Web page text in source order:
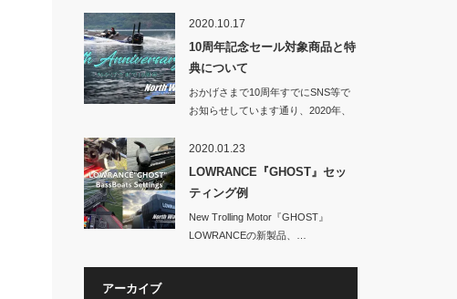
2020.10.17
10周年記念セール対象商品と特
典について
おかげさまで10周年すでにSNS等で
お知らせしています通り、2020年、
2020.01.23
LOWRANCE『GHOST』セッ
ティング例
New Trolling Motor『GHOST』
LOWRANCEの新製品、…
アーカイブ